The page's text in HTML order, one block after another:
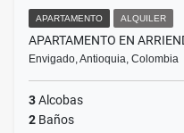
APARTAMENTO ALQUILER
APARTAMENTO EN
Envigado, Antioquia, Colombia
3Alcobas
2 Baños